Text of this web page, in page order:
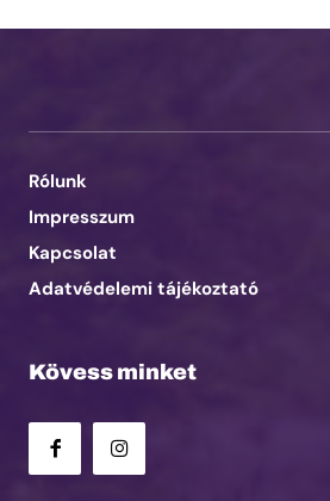
Rólunk
Impresszum
Kapcsolat
Adatvédelemi tájékoztató
Kövess minket